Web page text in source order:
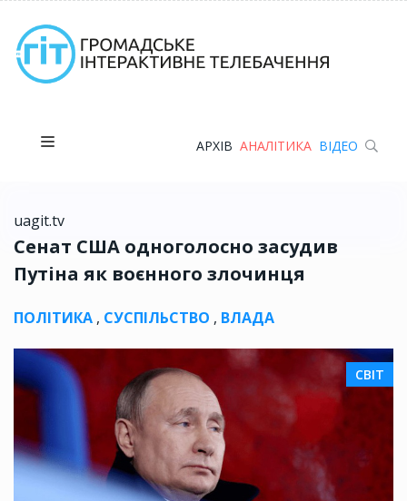
АРХІВ АНАЛІТИКА ВІДЕО
uagit.tv
Сенат США одноголосно засудив
Путіна як воєнного злочинця
ПОЛІТИКА , СУСПІЛЬСТВО , ВЛАДА
СВІТ